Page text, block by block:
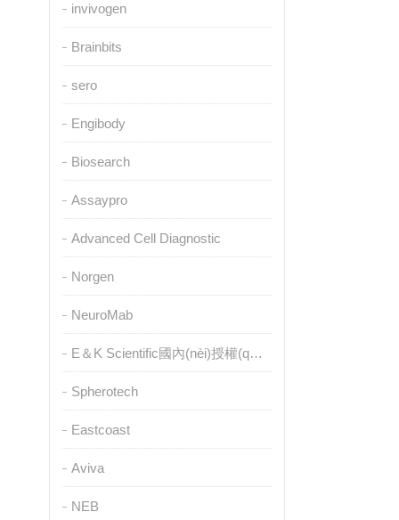
invivogen
Brainbits
sero
Engibody
Biosearch
Assaypro
Advanced Cell Diagnostic
Norgen
NeuroMab
E＆K Scientific國內(nèi)授權(quán)代理
Spherotech
Eastcoast
Aviva
NEB